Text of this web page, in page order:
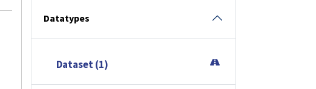
Datatypes
Dataset (1)